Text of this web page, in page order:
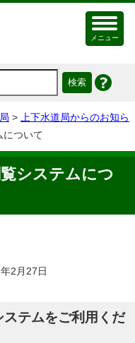
メニュー
>
上下水道局からのお知ら
について
システムにつ
2月27日
テムをご利用くだ